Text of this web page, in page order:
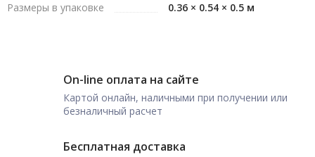
Размеры в упаковке 0.36 × 0.54 × 0.5 м
On-line оплата на сайте
Картой онлайн, наличными при получении или
безналичный расчет
Бесплатная доставка